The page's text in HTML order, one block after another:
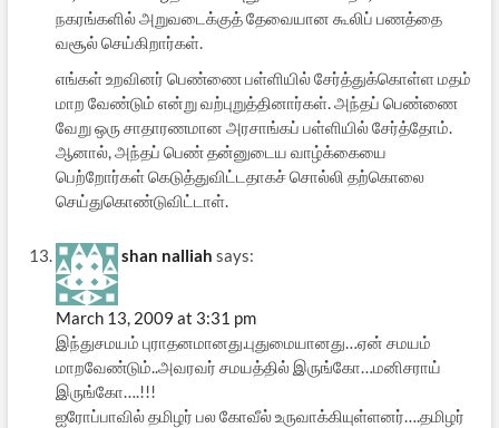
நகரங்களில் அறுவடைக்குத் தேவையான கூலிப் பணத்தை
வசூல் செய்கிறார்கள்.
எங்கள் உறவினர் பெண்ணை பள்ளியில் சேர்த்துக்கொள்ள‌ மதம்
மாற வேண்டும் என்று வற்புறுத்தினார்கள். அந்தப் பெண்ணை
வேறு ஒரு சாதாரணமான அரசாங்கப் பள்ளியில் சேர்த்தோம்.
ஆனால், அந்தப் பெண் தன்னுடைய வாழ்க்கையை
பெற்றோர்கள் கெடுத்துவிட்டதாகச் சொல்லி தற்கொலை
செய்துகொண்டுவிட்டாள்.
shan nalliah says:
March 13, 2009 at 3:31 pm
இந்துசமயம் புராதனமானது.புதுமையானது…ஏன் சமயம்
மாறவேண்டும்..அவரவர் சமயத்தில் இருங்கோ…மனிசராய்
இருங்கோ….!!!
ஐரோப்பாவில் தமிழர் பல கோவீல் உருவாக்கியுள்ளனர்….தமிழர்